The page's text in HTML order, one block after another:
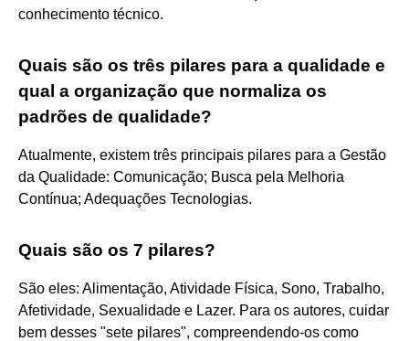
conhecimento técnico.
Quais são os três pilares para a qualidade e
qual a organização que normaliza os
padrões de qualidade?
Atualmente, existem três principais pilares para a Gestão
da Qualidade: Comunicação; Busca pela Melhoria
Contínua; Adequações Tecnologias.
Quais são os 7 pilares?
São eles: Alimentação, Atividade Física, Sono, Trabalho,
Afetividade, Sexualidade e Lazer. Para os autores, cuidar
bem desses "sete pilares", compreendendo-os como